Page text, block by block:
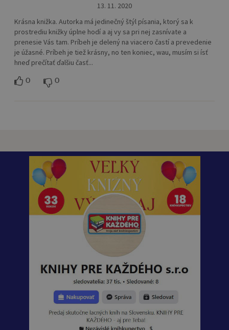
13. 11. 2020
Krásna knižka. Autorka má jedinečný štýl písania, ktorý sa k
prostrediu knižky úplne hodí a aj vy sa pri nej zasnívate a
prenesie Vás tam. Príbeh je delený na viacero častí a prevedenie
je úžasné. Príbeh je tiež krásny, no ten koniec, wau, musím si ísť
hneď prečítať ďalšiu časť...
0 0